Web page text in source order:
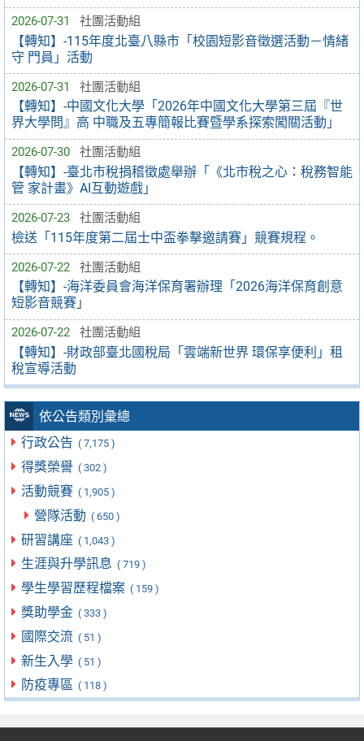
2026-07-31 社團活動組
【轉知】-115年度北臺八縣市「校園短影音徵選活動－情緒
守 門員」活動
2026-07-31 社團活動組
【轉知】-中國文化大學「2026年中國文化大學第三屆『世
界大學問』高 中職及五專簡報比賽暨學系探索闖關活動」
2026-07-30 社團活動組
【轉知】-臺北市稅捐稽徵處舉辦「《北市稅之心：稅務智能
管 家計畫》AI互動遊戲」
2026-07-23 社團活動組
檢送「115年度第二屆士中盃拳擊邀請賽」競賽規程。
2026-07-22 社團活動組
【轉知】-海洋委員會海洋保育署辦理「2026海洋保育創意
短影音競賽」
2026-07-22 社團活動組
【轉知】-財政部臺北國稅局「雲端新世界 環保享便利」租
稅宣導活動
依公告類別彙總
行政公告 ( 7,175 )
得獎榮譽 ( 302 )
活動競賽 ( 1,905 )
營隊活動 ( 650 )
研習講座 ( 1,043 )
生涯與升學訊息 ( 719 )
學生學習歷程檔案 ( 159 )
獎助學金 ( 333 )
國際交流 ( 51 )
新生入學 ( 51 )
防疫專區 ( 118 )